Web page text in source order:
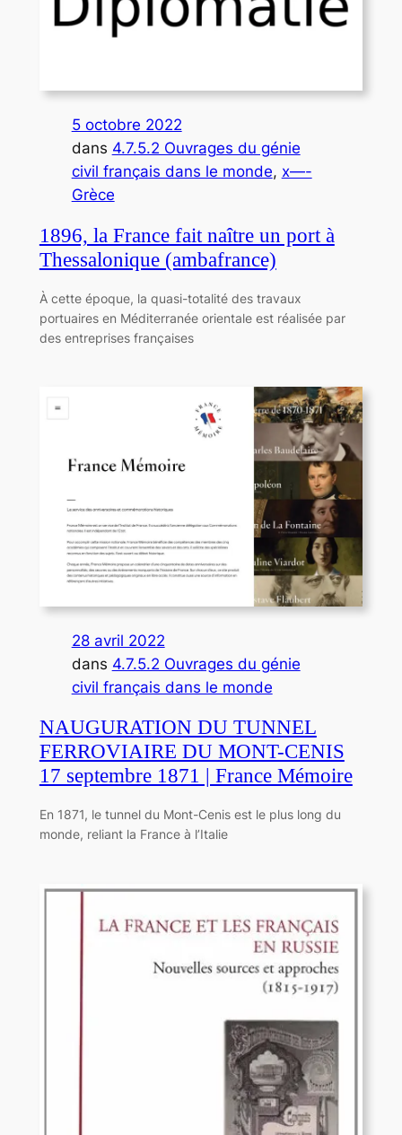
5 octobre 2022
dans 4.7.5.2 Ouvrages du génie
civil français dans le monde, x—-
Grèce
1896, la France fait naître un port à
Thessalonique (ambafrance)
À cette époque, la quasi-totalité des travaux
portuaires en Méditerranée orientale est réalisée par
des entreprises françaises
28 avril 2022
dans 4.7.5.2 Ouvrages du génie
civil français dans le monde
NAUGURATION DU TUNNEL
FERROVIAIRE DU MONT-CENIS
17 septembre 1871 | France Mémoire
En 1871, le tunnel du Mont-Cenis est le plus long du
monde, reliant la France à l’Italie